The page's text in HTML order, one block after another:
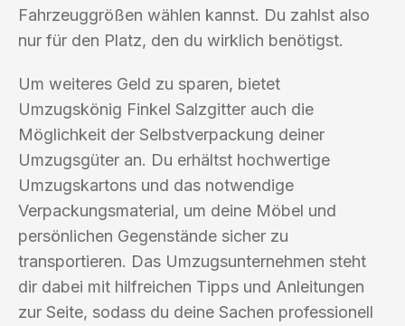
Fahrzeuggrößen wählen kannst. Du zahlst also
nur für den Platz, den du wirklich benötigst.
Um weiteres Geld zu sparen, bietet
Umzugskönig Finkel Salzgitter auch die
Möglichkeit der Selbstverpackung deiner
Umzugsgüter an. Du erhältst hochwertige
Umzugskartons und das notwendige
Verpackungsmaterial, um deine Möbel und
persönlichen Gegenstände sicher zu
transportieren. Das Umzugsunternehmen steht
dir dabei mit hilfreichen Tipps und Anleitungen
zur Seite, sodass du deine Sachen professionell